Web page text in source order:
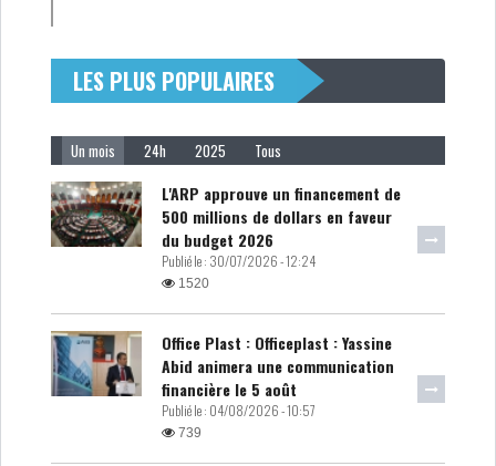
LES PLUS POPULAIRES
Un mois 24h 2025 Tous
L'ARP approuve un financement de
500 millions de dollars en faveur
du budget 2026
Publié le : 30/07/2026 - 12:24
1520
Office Plast : Officeplast : Yassine
Abid animera une communication
financière le 5 août
Publié le : 04/08/2026 - 10:57
739